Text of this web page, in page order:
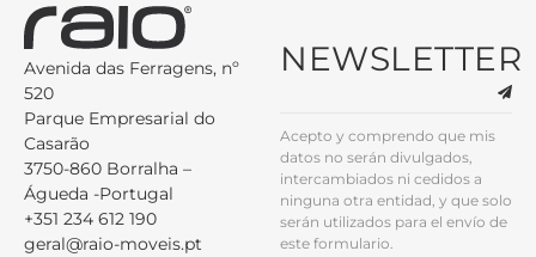
Avenida das Ferragens, nº
520
Parque Empresarial do
Casarão
3750-860 Borralha –
Águeda -Portugal
+351 234 612 190
geral@raio-moveis.pt
NEWSLETTER
Acepto y comprendo que mis
datos no serán divulgados,
intercambiados ni cedidos a
ninguna otra entidad, y que solo
serán utilizados para el envío de
este formulario.